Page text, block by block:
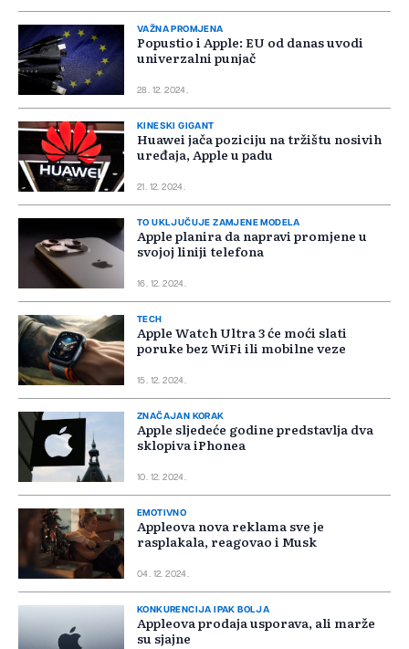
VAŽNA PROMJENA
Popustio i Apple: EU od danas uvodi
univerzalni punjač
28. 12. 2024.
KINESKI GIGANT
Huawei jača poziciju na tržištu nosivih
uređaja, Apple u padu
21. 12. 2024.
TO UKLJUČUJE ZAMJENE MODELA
Apple planira da napravi promjene u
svojoj liniji telefona
16. 12. 2024.
TECH
Apple Watch Ultra 3 će moći slati
poruke bez WiFi ili mobilne veze
15. 12. 2024.
ZNAČAJAN KORAK
Apple sljedeće godine predstavlja dva
sklopiva iPhonea
10. 12. 2024.
EMOTIVNO
Appleova nova reklama sve je
rasplakala, reagovao i Musk
04. 12. 2024.
KONKURENCIJA IPAK BOLJA
Appleova prodaja usporava, ali marže
su sjajne